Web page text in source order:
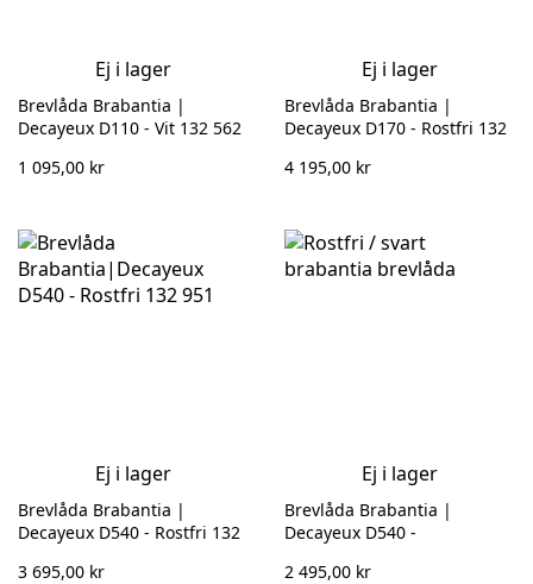
Ej i lager
Brevlåda Brabantia |
Decayeux D110 - Vit 132 562
1 095,00 kr
Ej i lager
Brevlåda Brabantia |
Decayeux D170 - Rostfri 132
4 195,00 kr
Ej i lager
Brevlåda Brabantia |
Decayeux D540 - Rostfri 132
3 695,00 kr
Ej i lager
Brevlåda Brabantia |
Decayeux D540 -
2 495,00 kr